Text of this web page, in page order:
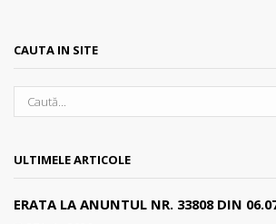
CAUTA IN SITE
ULTIMELE ARTICOLE
ERATA LA ANUNTUL NR. 33808 DIN